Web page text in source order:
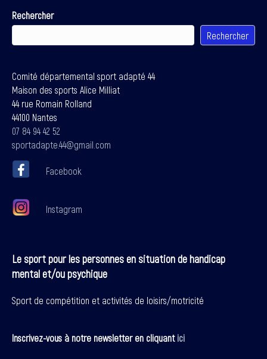
Rechercher
Rechercher
Comité départemental sport adapté 44
Maison des sports Alice Milliat
44 rue Romain Rolland
44100 Nantes
07 84 94 42 52
sportadapte.44@gmail.com
Facebook
Instagram
Le sport pour les personnes en situation de handicap
mental et/ou psychique
Sport de compétition et activités de loisirs/motricité
Inscrivez-vous à notre newsletter en cliquant ici